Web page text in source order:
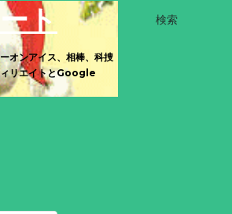
検索
ト
オンアイス、相棒、科捜
ィリエイトとGoogle